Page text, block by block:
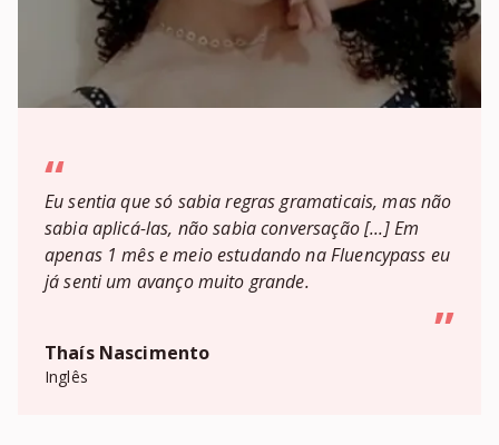
“
Eu sentia que só sabia regras gramaticais, mas não
sabia aplicá-las, não sabia conversação [...] Em
apenas 1 mês e meio estudando na Fluencypass eu
já senti um avanço muito grande.
”
Thaís Nascimento
Inglês